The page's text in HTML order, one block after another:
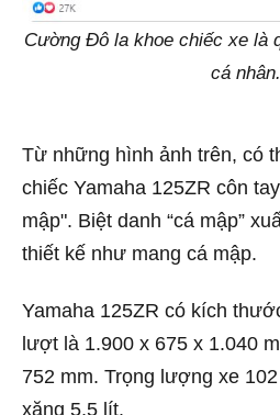
Cường Đô la khoe chiếc xe là
cá nhân.
Từ những hình ảnh trên, có
chiếc Yamaha 125ZR côn
mập". Biệt danh “cá mập”
thiết kế như mang cá mập.
Yamaha 125ZR có kích
lượt là 1.900 x 675 x 1.040
752 mm. Trọng lượng xe
xăng 5,5 lít.